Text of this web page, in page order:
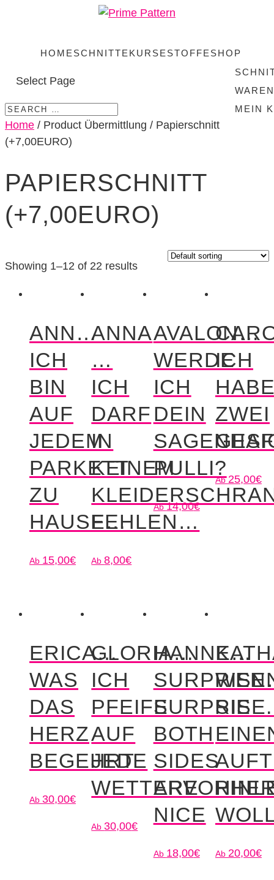
HOME SCHNITTE KURSE STOFFE SHOP
MEIN
Select Page
Home / Product Übermittlung / Papierschnitt
(+7,00EURO)
PAPIERSCHNITT
(+7,00EURO)
Showing 1–12 of 22 results
ANN…
ICH
BIN
AUF
JEDEM
PARKETT
ZU
HAUSE…
15,00€
ANNA
…
ICH
DARF
IN
KEINEM
FEHLEN…
8,00€
AVALON…
WERDE
ICH
DEIN
PULLI?
14,00€
ICH
ZWEI
25,00€
ERICA…
WAS
DAS
HERZ
BEGEHRT
30,00€
GLORIA…
ICH
PFEIFE
AUF
JEDE
30,00€
HANNE…
BOTH
SIDES
ARE
NICE
18,00€
SIE
20,00€